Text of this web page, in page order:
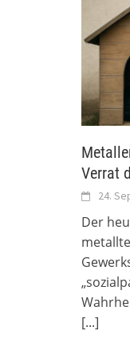
Verrat
24.
Der
[...]